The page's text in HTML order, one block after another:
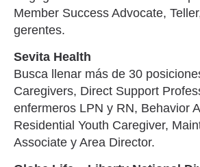
Member Success Advocate,
gerentes.
Sevita Health
Busca llenar más de 30
Caregivers, Direct Support
enfermeros LPN y RN, Behavior
Residential Youth Caregiver,
Associate y Area Director.